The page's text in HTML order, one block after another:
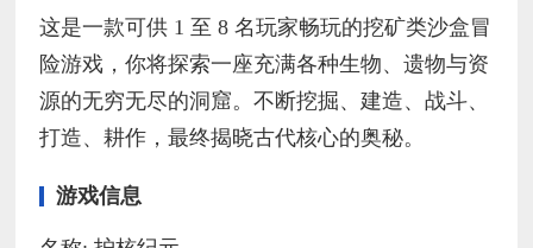
这是一款可供 1 至 8 名玩家畅玩的挖矿类沙盒冒
险游戏，你将探索一座充满各种生物、遗物与资
源的无穷无尽的洞窟。不断挖掘、建造、战斗、
打造、耕作，最终揭晓古代核心的奥秘。
游戏信息